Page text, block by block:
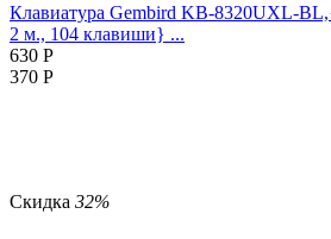
Клавиатура Gembird KB-8320UXL-
2 м., 104 клавиши} ...
630 Р
370 Р
Скидка 32%